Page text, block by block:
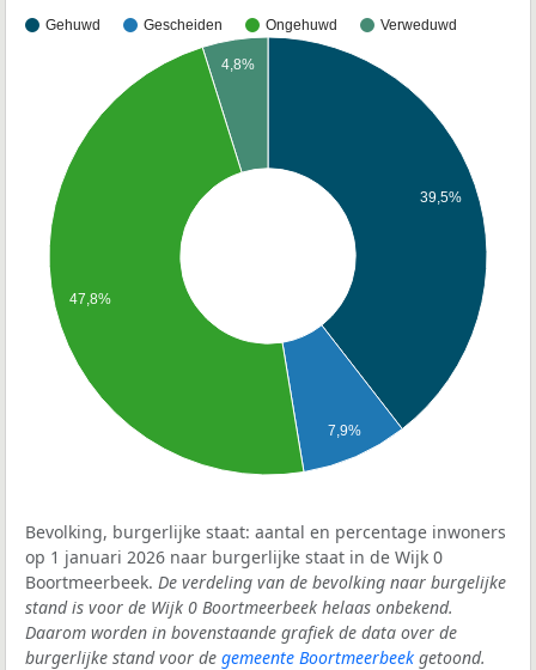
Gehuwd Gescheiden Ongehuwd Verweduwd
39,5%
7,9%
4,8%
47,8%
Bevolking, burgerlijke staat: aantal en percentage inwoners
op 1 januari 2026 naar burgerlijke staat in de Wijk 0
Boortmeerbeek. De verdeling van de bevolking naar burgelijke
stand is voor de Wijk 0 Boortmeerbeek helaas onbekend.
Daarom worden in bovenstaande grafiek de data over de
burgerlijke stand voor de gemeente Boortmeerbeek getoond.